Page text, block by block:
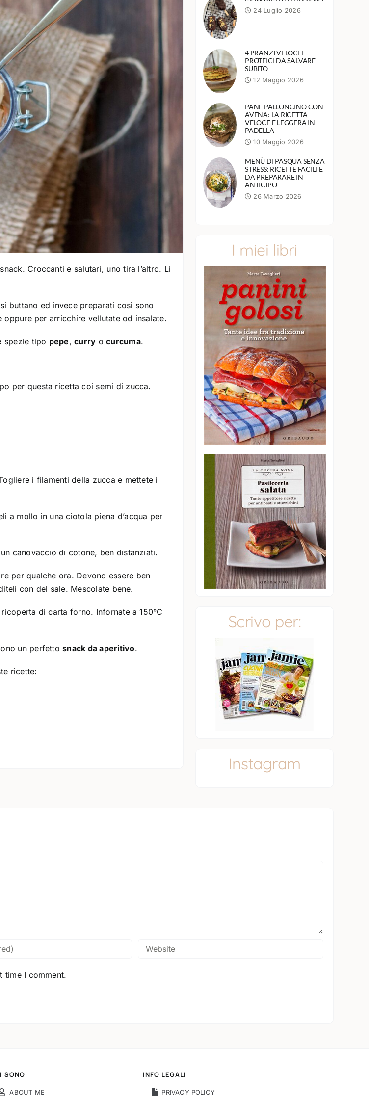
Croccanti e salutari, uno tira l’altro. Li
buttano ed invece preparati così sono
oppure per arricchire vellutate od insalate.
spezie tipo pepe,curry ocurcuma.
per questa ricetta coi semi di zucca.
i filamenti della zucca e mettete i
a mollo in una ciotola piena d’acqua per
canovaccio di cotone, ben distanziati.
per qualche ora. Devono essere ben
con del sale. Mescolate bene.
di carta forno. Infornate a 150°C
un perfettosnack da aperitivo.
ricette:
24 Luglio 2026
4 PRANZI VELOCI E
PROTEICI DA SALVARE
SUBITO
12 Maggio 2026
PANE PALLONCINO CON
AVENA: LA RICETTA
VELOCE E LEGGERA IN
PADELLA
10 Maggio 2026
MENÙ DI PASQUA SENZA
STRESS: RICETTE FACILI E
DA PREPARARE IN
ANTICIPO
26 Marzo 2026
I miei libri
Scrivo per:
Instagram
time I comment.
SONO
ABOUT ME
INFO LEGALI
PRIVACY POLICY